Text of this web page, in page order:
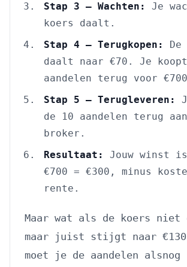
Stap 3 — Wachten:
Je
koers daalt.
Stap 4 — Terugkopen:
De
daalt naar €70. Je
aandelen terug voor
Stap 5 — Terugleveren:
de 10 aandelen terug
broker.
Resultaat:
Jouw winst
€700 = €300, minus
rente.
Maar wat als de koers niet
maar juist stijgt naar
moet je de aandelen alsnog